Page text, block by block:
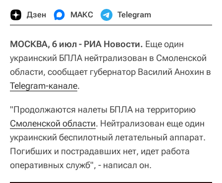
Дзен МАКС Telegram
МОСКВА, 6 июл - РИА Новости. Еще один
украинский БПЛА нейтрализован в Смоленской
области, сообщает губернатор Василий Анохин в
Telegram-канале.
"Продолжаются налеты БПЛА на территорию
Смоленской области. Нейтрализован еще один
украинский беспилотный летательный аппарат.
Погибших и пострадавших нет, идет работа
оперативных служб", - написал он.